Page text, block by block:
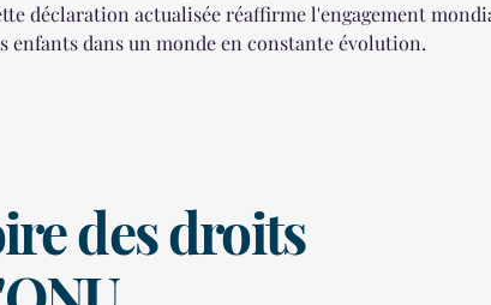
déclaration actualisée réaffirme l'engagement
enfants dans un monde en constante évolution.
des droits